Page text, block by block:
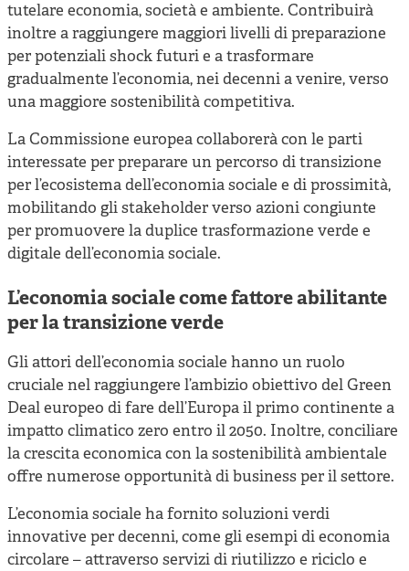
tutelare economia, società e ambiente. Contribuirà
inoltre a raggiungere maggiori livelli di preparazione
per potenziali shock futuri e a trasformare
gradualmente l’economia, nei decenni a venire, verso
una maggiore sostenibilità competitiva.
La Commissione europea collaborerà con le parti
interessate per preparare un percorso di transizione
per l’ecosistema dell’economia sociale e di prossimità,
mobilitando gli stakeholder verso azioni congiunte
per promuovere la duplice trasformazione verde e
digitale dell’economia sociale.
L’economia sociale come fattore abilitante
per la transizione verde
Gli attori dell’economia sociale hanno un ruolo
cruciale nel raggiungere l’ambizio obiettivo del Green
Deal europeo di fare dell’Europa il primo continente a
impatto climatico zero entro il 2050. Inoltre, conciliare
la crescita economica con la sostenibilità ambientale
offre numerose opportunità di business per il settore.
L’economia sociale ha fornito soluzioni verdi
innovative per decenni, come gli esempi di economia
circolare – attraverso servizi di riutilizzo e riciclo e